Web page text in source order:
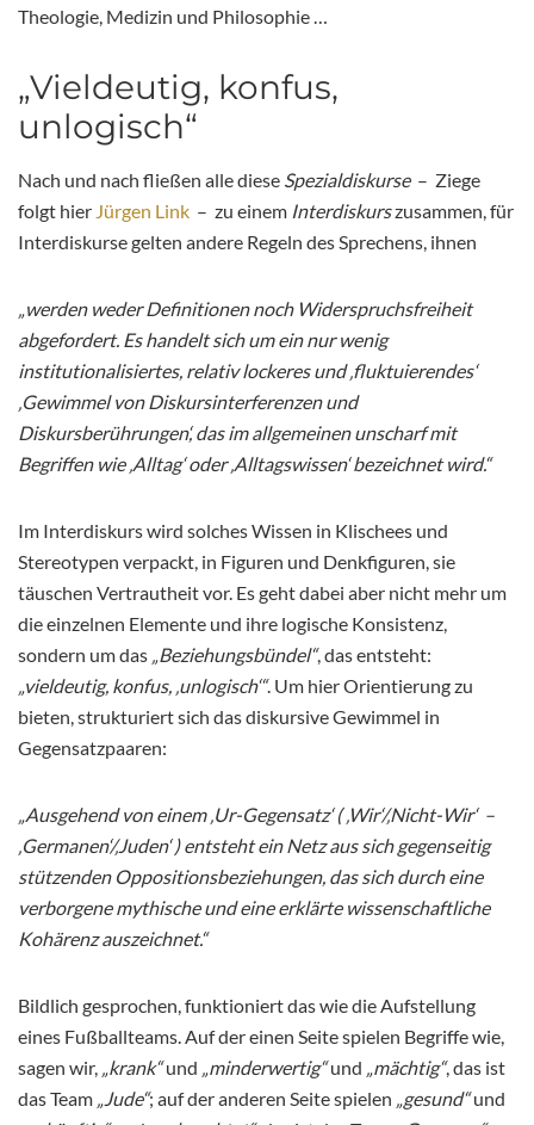
Theologie, Medizin und Philosophie …
„Vieldeutig, konfus,
unlogisch“
Nach und nach fließen alle diese Spezialdiskurse– Ziege
folgt hier Jürgen Link – zu einem Interdiskurszusammen, für
Interdiskurse gelten andere Regeln des Sprechens, ihnen
„werden weder Definitionen noch Widerspruchsfreiheit
abgefordert. Es handelt sich um ein nur wenig
institutionalisiertes, relativ lockeres und ‚fluktuierendes‘
‚Gewimmel von Diskursinterferenzen und
Diskursberührungen‘, das im allgemeinen unscharf mit
Begriffen wie ‚Alltag‘ oder ‚Alltagswissen‘ bezeichnet wird.“
Im Interdiskurs wird solches Wissen in Klischees und
Stereotypen verpackt, in Figuren und Denkfiguren, sie
täuschen Vertrautheit vor. Es geht dabei aber nicht mehr um
die einzelnen Elemente und ihre logische Konsistenz,
sondern um das „Beziehungsbündel“, das entsteht:
„vieldeutig, konfus, ‚unlogisch‘“. Um hier Orientierung zu
bieten, strukturiert sich das diskursive Gewimmel in
Gegensatzpaaren:
„Ausgehend von einem ‚Ur-Gegensatz‘ ( ‚Wir‘/‚Nicht-Wir‘ –
‚Germanen‘/‚Juden‘ ) entsteht ein Netz aus sich gegenseitig
stützenden Oppositionsbeziehungen, das sich durch eine
verborgene mythische und eine erklärte wissenschaftliche
Kohärenz auszeichnet.“
Bildlich gesprochen, funktioniert das wie die Aufstellung
eines Fußballteams. Auf der einen Seite spielen Begriffe wie,
sagen wir,
„krank“und „minderwertig“und „mächtig“, das ist
das Team
„Jude“; auf der anderen Seite spielen „gesund“und